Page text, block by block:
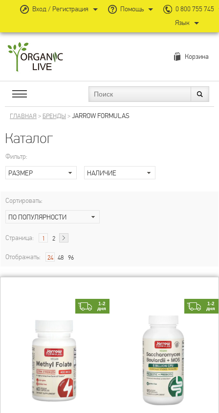
Корзина
ГЛАВНАЯ > БРЕНДЫ >JARROW FORMULAS
Каталог
Фильтр:
РАЗМЕР
НАЛИЧИЕ
Сортировать:
ПО ПОПУЛЯРНОСТИ
Страница: 1 2
Отображать: 24 48 96
1-2
дня
1-2
дня
Вход / Регистрация Помощь
0 800 755 745
Язык